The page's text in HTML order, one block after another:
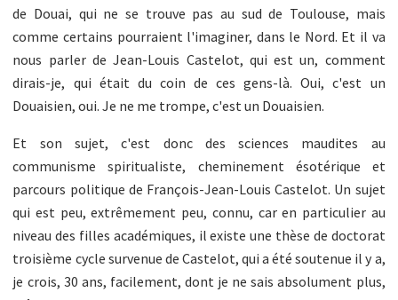
de Douai, qui ne se trouve pas au sud de Toulouse, mais
comme certains pourraient l'imaginer, dans le Nord. Et il va
nous parler de Jean-Louis Castelot, qui est un, comment
dirais-je, qui était du coin de ces gens-là. Oui, c'est un
Douaisien, oui. Je ne me trompe, c'est un Douaisien.
Et son sujet, c'est donc des sciences maudites au
communisme spiritualiste, cheminement ésotérique et
parcours politique de François-Jean-Louis Castelot. Un sujet
qui est peu, extrêmement peu, connu, car en particulier au
niveau des filles académiques, il existe une thèse de doctorat
troisième cycle survenue de Castelot, qui a été soutenue il y a,
je crois, 30 ans, facilement, dont je ne sais absolument plus,